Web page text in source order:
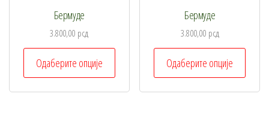
на
производа.
на
Бермуде
3.800,00 рсд
Одаберите опције
Овај
Бермуде
3.800,00 рсд
Одаберите опције
Овај